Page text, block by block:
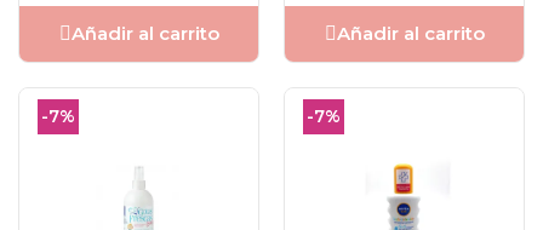
Añadir al carrito Añadir al carrito
-7% -7%